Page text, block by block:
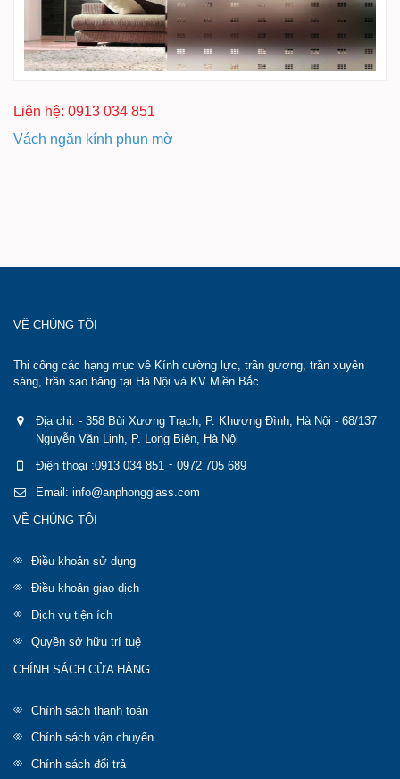
Liên hệ: 0913 034 851
Vách ngăn kính phun mờ
VỀ CHÚNG TÔI
Thi công các hạng mục về Kính cường lực, trần gương, trần xuyên
sáng, trần sao băng tại Hà Nội và KV Miền Bắc
Địa chỉ: - 358 Bùi Xương Trạch, P. Khương Đình, Hà Nội - 68/137
Nguyễn Văn Linh, P. Long Biên, Hà Nội
Điện thoại :0913 034 851 - 0972 705 689
Email: info@anphongglass.com
VỀ CHÚNG TÔI
Điều khoản sử dụng
Điều khoản giao dịch
Dịch vụ tiện ích
Quyền sở hữu trí tuệ
CHÍNH SÁCH CỬA HÀNG
Chính sách thanh toán
Chính sách vận chuyển
Chính sách đổi trả